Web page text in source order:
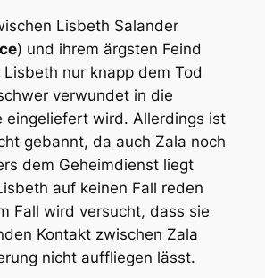
Lisbeth Salander
) und ihrem ärgsten Feind
nur knapp dem Tod
verwundet in die
eingeliefert wird. Allerdings ist
gebannt, da auch Zala noch
dem Geheimdienst liegt
auf keinen Fall reden
Fall wird versucht, dass sie
Kontakt zwischen Zala
nicht auffliegen lässt.